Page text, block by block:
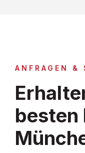
ANFRAGEN &
besten